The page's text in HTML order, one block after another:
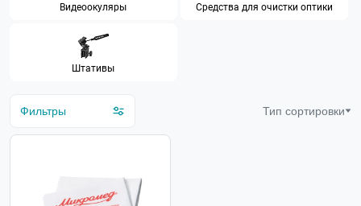
Видеоокуляры Средства для очистки оптики
Штативы
Фильтры Тип сортировки